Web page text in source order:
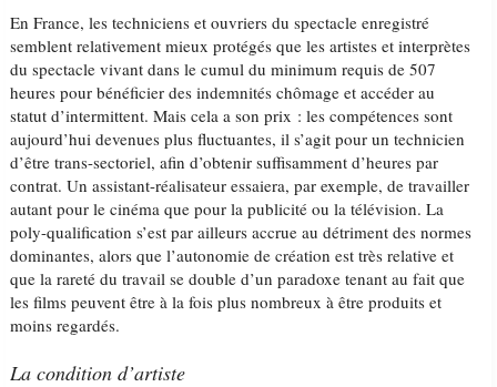
En France, les techniciens et ouvriers du spectacle enregistré
semblent relativement mieux protégés que les artistes et interprètes
du spectacle vivant dans le cumul du minimum requis de 507
heures pour bénéficier des indemnités chômage et accéder au
statut d’intermittent. Mais cela a son prix : les compétences sont
aujourd’hui devenues plus fluctuantes, il s’agit pour un technicien
d’être trans-sectoriel, afin d’obtenir suffisamment d’heures par
contrat. Un assistant-réalisateur essaiera, par exemple, de travailler
autant pour le cinéma que pour la publicité ou la télévision. La
poly-qualification s’est par ailleurs accrue au détriment des normes
dominantes, alors que l’autonomie de création est très relative et
que la rareté du travail se double d’un paradoxe tenant au fait que
les films peuvent être à la fois plus nombreux à être produits et
moins regardés.
La condition d’artiste